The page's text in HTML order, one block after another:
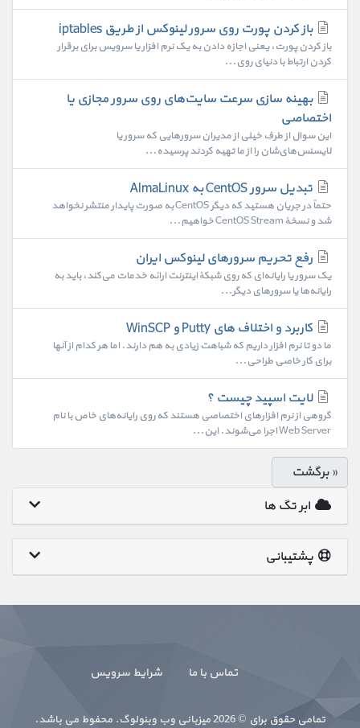
باز کردن پورت روی سرور لینوکس از طریق iptables
باز کردن پورت، یعنی اجازه دادن به یک نرم افزار یا سرویس برای برقرار
کردن ارتباط با دنیای روی...
بهینه سازی سرعت سایت‌های روی سرور مجازی یا
اختصاصی
این سوال از طرف خیلی از مدیران سرورهایی که سرور یا
لایسنس‌های‌شان را از ما تهیه کردند پرسیده...
تبدیل سرور CentOS به AlmaLinux
حتماً در جریان هستید که دیگر CentOS به صورت پایدار منتشر نخواهد
شد و نسخهٔ CentOS Stream خواهیم...
رفع تحریم سرورهای لینوکس ایران
یک سرور یا رایانه‌ای که روی شبکهٔ اینترنت ارائه خدمات می‌کند، باید به
رایانه‌ها یا سرورهای دیگر...
کاربرد و اختلاف های Putty و WinSCP
ما دو تا نرم افزار داریم که شباهت زیادی به هم دارند. اما هر کدام از آنها
برای کار خاصی طراحی...
لایت اسپید چیست ؟
گروهی از نرم افزارهای اختصاصی هستند که روی رایانه‌های خاص با نام
Web Server اجرا می‌شوند. این...
« برگشت
ابر تگ ها
پشتیبانی
تماس با ما شرایط سرویس
تمامی حقوق برای © 2026 میزبانی وب وبنولوگ. محفوط می باشد.